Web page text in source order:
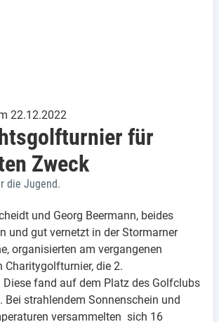
22.12.2022
für
Zweck
die Jugend.
und Georg Beermann, beides
und gut vernetzt in der Stormarner
organisierten am vergangenen
Charitygolfturnier, die 2.
Diese fand auf dem Platz des Golfclubs
Bei strahlendem Sonnenschein und
versammelten sich 16